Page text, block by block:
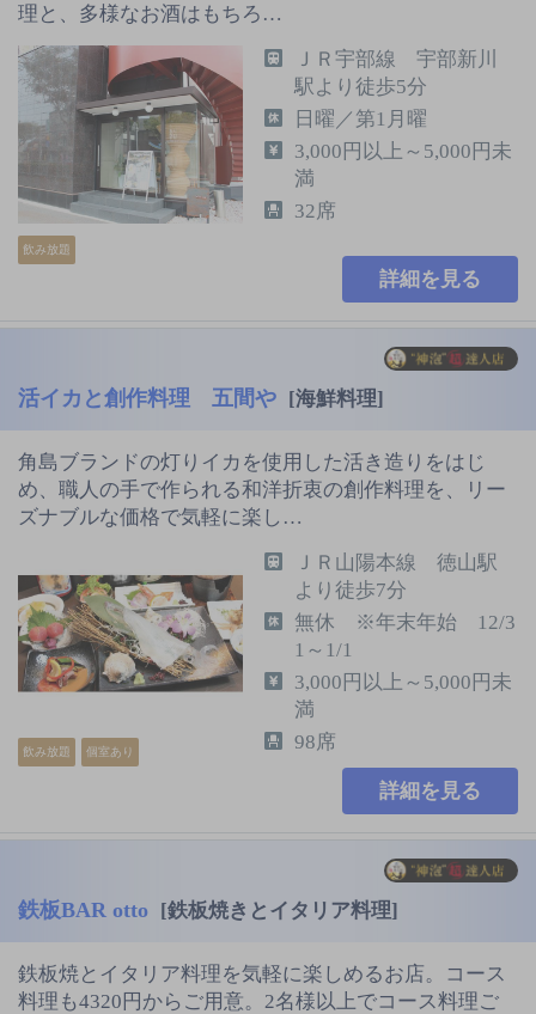
理と、多様なお酒はもちろ…
飲み放題
ＪＲ宇部線 宇部新川
駅より徒歩5分
日曜／第1月曜
3,000円以上～5,000円未
満
32席
詳細を見る
活イカと創作料理 五間や [海鮮料理]
角島ブランドの灯りイカを使用した活き造りをはじ
め、職人の手で作られる和洋折衷の創作料理を、リー
ズナブルな価格で気軽に楽し…
飲み放題 個室あり
ＪＲ山陽本線 徳山駅
より徒歩7分
無休 ※年末年始 12/3
1～1/1
3,000円以上～5,000円未
満
98席
詳細を見る
鉄板BAR otto [鉄板焼きとイタリア料理]
鉄板焼とイタリア料理を気軽に楽しめるお店。コース
料理も4320円からご用意。2名様以上でコース料理ご